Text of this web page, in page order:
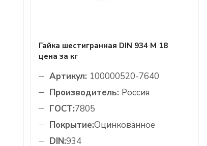
Гайка шестигранная DIN 934 М 18
цена за кг
Артикул: 100000520-7640
Производитель: Россия
ГОСТ:7805
Покрытие:Оцинкованное
DIN:934